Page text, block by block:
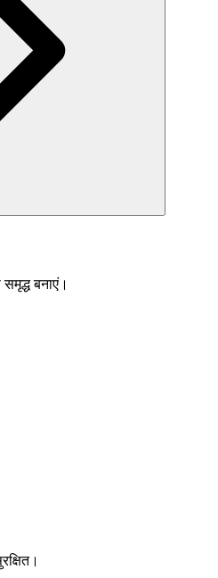
बनाएं।